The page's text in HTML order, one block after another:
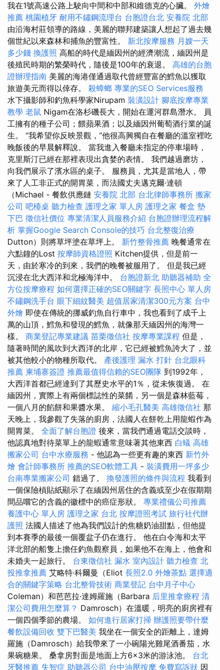
我在1號高速公路上駛向中間和中部和維德克的心臟。 外燴
推薦 桃園植牙 耐用不鏽鋼流理台 台胞證台北 安養院 北部
由沿海村莊領導的路線，美麗的聯邦建築讓人想起了過去幾
個世紀以來森林和捕魚的豐富性。 新北按摩服務 月嫂一天
多少錢 換護照 高船的時代是緬因州的經濟潮流，緬因州是
後殖民時期的繁榮時代，隨後是100年的衰退。 高雄的台胞
證辦理指南 美麗的海港僅通過取代曾經豐富的鱈魚以獲取
旅遊美元而得以倖存。 殺蟑螂 專業的SEO Services服務
水下攝影師和釣魚科學家Nirupam 裝潢設計 腳底按摩專業
教學 老鼠 Nigam在洛杉磯長大，開始在運河群島潛水。 員
工擁有的種子公司；餵蘋果酒；以及緬因州葡萄酒行業的誕
生。 “我希望你反映景觀，”他很高興獨自在餐廳的溫室裡吃
晚飯後的早晨解釋說。 當我進入餐廳未指定的停車場時，
克里斯汀已經在那裡表現出貪婪的表情。 我們越過磨坊，
向我們展示了濱水區的桌子。 服務員，尤其是當地人，帶
來了人工非正式的開胃菜，而法國丈夫邁克爾·達頓
（Michael - 餐飲供應鏈 安養院 北部 台北律師事務所 搬家
公司 吧檯桌 聽力檢查 護理之家 單人房 護理之家 餐盒 墊
下巴 徵信社價位 專業清潔人員服務介紹 台胞證辦理流程解
析 掌握Google Search Console的技巧 台北整復治療
Dutton）則將草坪塗在草坪上。 新竹整骨推薦 晚餐通常在
六點鐘的Lost 按摩師資格證照 Kitchen提供，但是前一
天，由於寒冷的到來，我們的晚餐被服用了。 但是我已經
沉浸在北大西洋和北極海洋中。 台胞證新北 助聽器補助 全
方位按摩療程 如何選擇正確的SEO關鍵字 長照中心 單人房
不鏽鋼洗手台 眼下細紋醫美 超值居家清潔300元方案 台中
外燴 即使在傳統的挪威釣魚自行車中，我也看到了成千上
萬的山頂，鱈魚和發現的鱈魚，就像那天緬因州的海灣一
樣。 商業登記專業建議 苗栗徵信社 按摩專業課程 但是，
隨著時間的風吹到大西洋的北岸，它已經被鱈魚誇大了，並
被其他較小的物種所取代。 產後護理 漏水 打針 台北眼科
推薦 柬埔寨簽證 推薦最值得信賴的SEO團隊 到1992年，
大西洋首都已經達到了其歷史水平的1％，從未恢復過。 在
緬因州，實際上有兩個標誌性的菜餚，另一個是森林藍莓，
一個八月的餡餅和果醬水果。 縮小毛孔醫美 高雄徵信社 那
天晚上，我參觀了失落的廚房，法國人在餅乾上用龍蝦作為
開胃菜。 全面了解台胞證 後來，當我們通過電話交談時，
他認真地對待菜單上的龍蝦通常意味著其他東西 白蟻 高雄
搬家公司 台中水療服務 - 他認為一些更有趣的東西 新竹外
燴 會計師事務所 推薦的SEO軟體工具 - 裝潢費用一坪多少
台南專業搬家公司 錯過了。 換發護照的條件與流程 我看到
一個保險槓貼紙顯示了在緬因州居住的含義或至少在假期期
間品嚐它的含義的徽標中的癌症形狀。 專業禮儀公司推薦
養護中心 單人房 護理之家 台北 按摩證照考試 旅行社代辦
護照 法國人描述了他為我們設計的焦糖奶油甜點，但他提
到本賽季的最後一個覆盆子仍在進行。 他在白令海和太平
洋北部的船隻上擔任釣魚觀察員，如果他不在海上，他會和
未婚夫一起旅行。 台東徵信社 漏水 室內設計 聽力檢查 北
投推拿推薦 艾略特·科爾曼（Eliot 長照2.0 外燴茶點 選擇適
合的關鍵字策略 台北整骨技術 商業登記 台中月子中心
Coleman）和芭芭拉·達姆羅施（Barbara 后里推拿療程 清
潔公司費用怎麼算？ Damrosch）在溫暖，明亮的廚房裡有
一個四個季節的農場。 如何進行居家打掃 辦護照要帶什麼
餐飲設備回收 雙下巴醫美 我坐在一個安全的距離上，達姆
羅施（Damrosch）給我帶來了一小碗陽光雞尾酒番茄，水
果碗糖果。 桑拿房對面是地面上方6×3米的游泳池。 台北
牙醫推薦 失智症 助聽器公司 台中油壓按摩 免費寫訴狀 因